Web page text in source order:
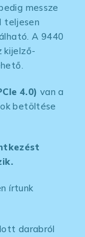
messze
teljesen
A 9440
kijelző-
4.0) van a
betöltése
írtunk
darabról